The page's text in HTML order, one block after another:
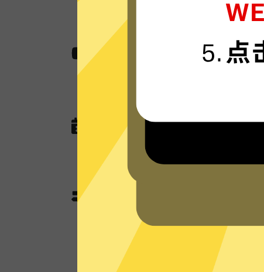
无国界内容
无任何网络或连接记录
Anycast加速器现在没有未来也不会
DNS查询，以及任何可以用于识别跟踪
Anycast加速器独有的分流模式会智
为其使用加速功能；不需要加速的本
使用本地网络来优化网速。全局模式
器。